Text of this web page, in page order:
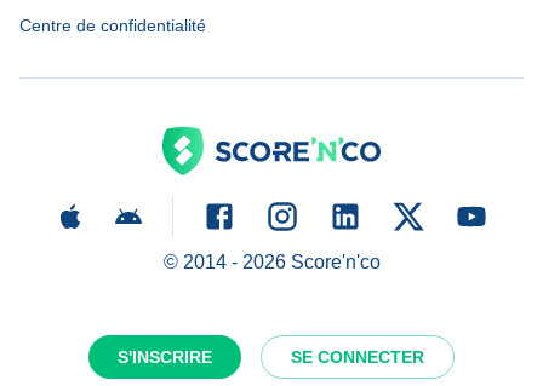
S'INSCRIRE SE CONNECTER
Centre de confidentialité
© 2014 - 2026Score'n'co